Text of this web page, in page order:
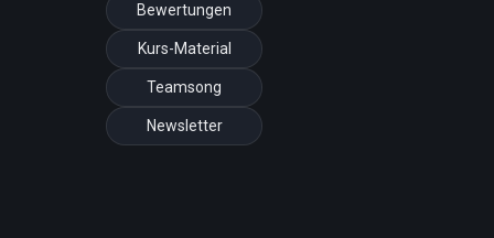
Bewertungen
Kurs-Material
Teamsong
Newsletter